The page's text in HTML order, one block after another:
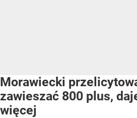
Morawiecki
zawieszać 800 plus,
więcej